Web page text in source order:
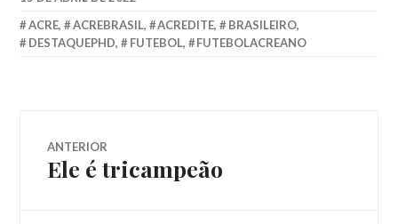
ACRE, ACREBRASIL, ACREDITE, BRASILEIRO,
DESTAQUEPHD, FUTEBOL, FUTEBOLACREANO
ANTERIOR
Ele é tricampeão